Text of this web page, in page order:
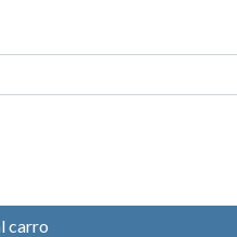
carro